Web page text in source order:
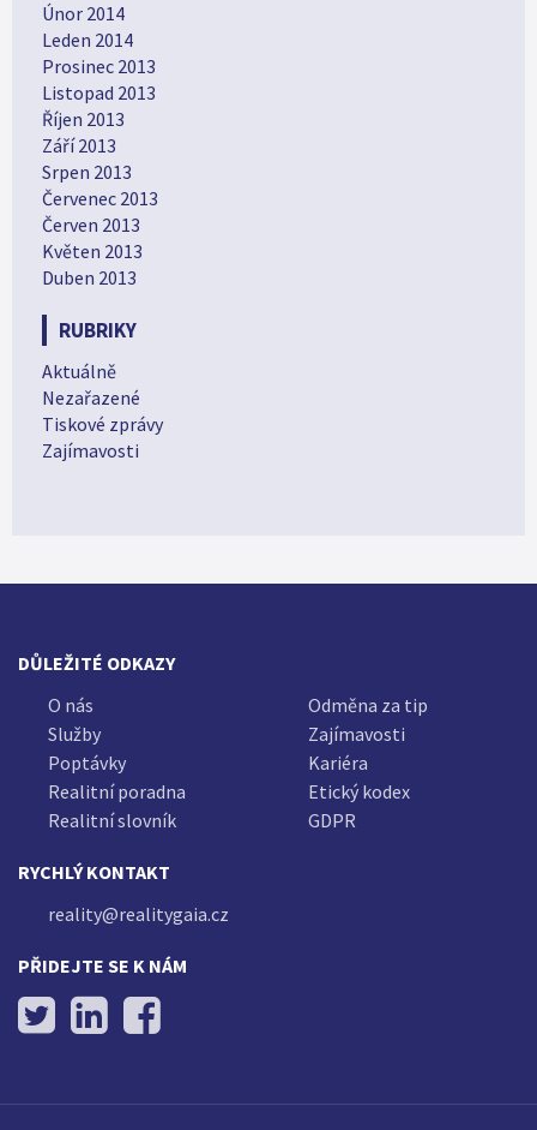
Únor 2014
Leden 2014
Prosinec 2013
Listopad 2013
Říjen 2013
Září 2013
Srpen 2013
Červenec 2013
Červen 2013
Květen 2013
Duben 2013
RUBRIKY
Aktuálně
Nezařazené
Tiskové zprávy
Zajímavosti
DŮLEŽITÉ ODKAZY
O nás
Služby
Poptávky
Realitní poradna
Realitní slovník
Odměna za tip
Zajímavosti
Kariéra
Etický kodex
GDPR
RYCHLÝ KONTAKT
reality@realitygaia.cz
PŘIDEJTE SE K NÁM